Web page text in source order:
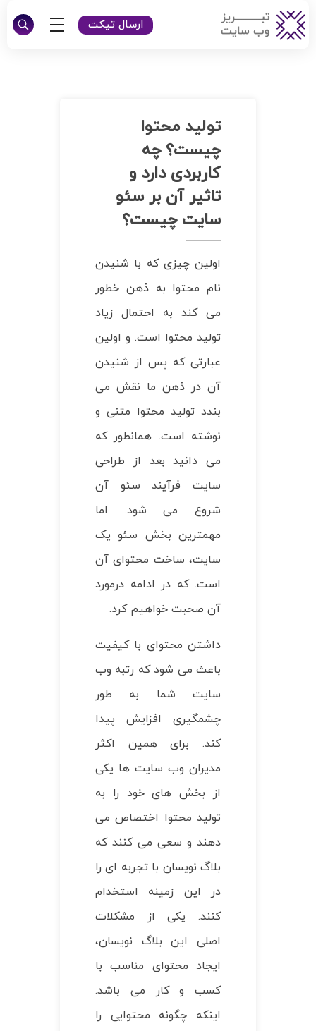
تبریز وبسایت
ارسال تیکت
تولید محتوا
چیست؟ چه
کاربردی دارد و
تاثیر آن بر سئو
سایت چیست؟
اولین چیزی که با شنیدن
نام محتوا به ذهن خطور
می ‌کند به احتمال زیاد
تولید محتوا است. و اولین
عبارتی که پس از شنیدن
آن در ذهن ما نقش می‌
بندد تولید محتوا متنی و
نوشته است. همانطور که
می دانید بعد از طراحی
سایت فرآیند سئو آن
شروع می شود. اما
مهمترین بخش سئو یک
سایت، ساخت محتوای آن
است. که در ادامه درمورد
آن صحبت خواهیم کرد.
داشتن محتوای با کیفیت
باعث می شود که رتبه وب
سایت شما به طور
چشمگیری افزایش پیدا
کند. برای همین اکثر
مدیران وب سایت ها یکی
از بخش های خود را به
تولید محتوا اختصاص می
دهند و سعی می کنند که
بلاگ نویسان با تجربه ای را
در این زمینه استخدام
کنند. یکی از مشکلات
اصلی این بلاگ نویسان،
ایجاد محتوای مناسب با
کسب و کار می باشد.
اینکه چگونه محتوایی را